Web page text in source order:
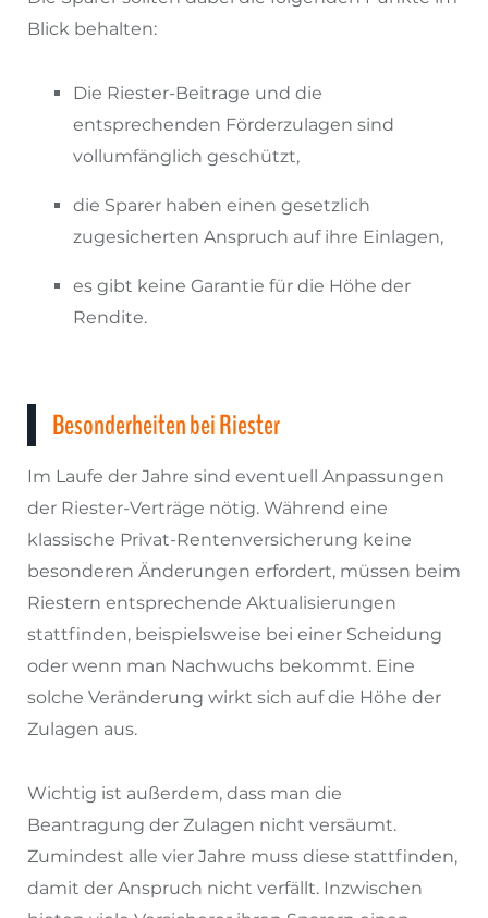
Blick behalten:
Die Riester-Beitrage und die
entsprechenden Förderzulagen sind
vollumfänglich geschützt,
die Sparer haben einen gesetzlich
zugesicherten Anspruch auf ihre Einlagen,
es gibt keine Garantie für die Höhe der
Rendite.
Besonderheiten bei Riester
Im Laufe der Jahre sind eventuell Anpassungen
der Riester-Verträge nötig. Während eine
klassische Privat-Rentenversicherung keine
besonderen Änderungen erfordert, müssen beim
Riestern entsprechende Aktualisierungen
stattfinden, beispielsweise bei einer Scheidung
oder wenn man Nachwuchs bekommt. Eine
solche Veränderung wirkt sich auf die Höhe der
Zulagen aus.
Wichtig ist außerdem, dass man die
Beantragung der Zulagen nicht versäumt.
Zumindest alle vier Jahre muss diese stattfinden,
damit der Anspruch nicht verfällt. Inzwischen